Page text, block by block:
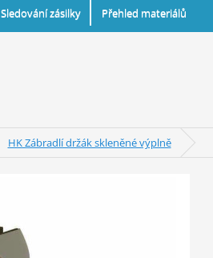
Sledování zásilky Přehled materiálů
HK Zábradlí držák skleněné výplně